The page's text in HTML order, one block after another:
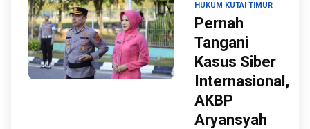
HUKUM KUTAI TIMUR
Pernah
Tangani
Kasus Siber
Internasional,
AKBP
Aryansyah